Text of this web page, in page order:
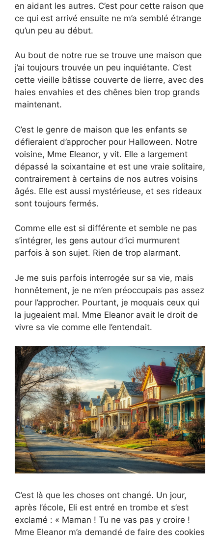
en aidant les autres. C’est pour cette raison que
ce qui est arrivé ensuite ne m’a semblé étrange
qu’un peu au début.
Au bout de notre rue se trouve une maison que
j’ai toujours trouvée un peu inquiétante. C’est
cette vieille bâtisse couverte de lierre, avec des
haies envahies et des chênes bien trop grands
maintenant.
C’est le genre de maison que les enfants se
défieraient d’approcher pour Halloween. Notre
voisine, Mme Eleanor, y vit. Elle a largement
dépassé la soixantaine et est une vraie solitaire,
contrairement à certains de nos autres voisins
âgés. Elle est aussi mystérieuse, et ses rideaux
sont toujours fermés.
Comme elle est si différente et semble ne pas
s’intégrer, les gens autour d’ici murmurent
parfois à son sujet. Rien de trop alarmant.
Je me suis parfois interrogée sur sa vie, mais
honnêtement, je ne m’en préoccupais pas assez
pour l’approcher. Pourtant, je moquais ceux qui
la jugeaient mal. Mme Eleanor avait le droit de
vivre sa vie comme elle l’entendait.
C’est là que les choses ont changé. Un jour,
après l’école, Eli est entré en trombe et s’est
exclamé : « Maman ! Tu ne vas pas y croire !
Mme Eleanor m’a demandé de faire des cookies